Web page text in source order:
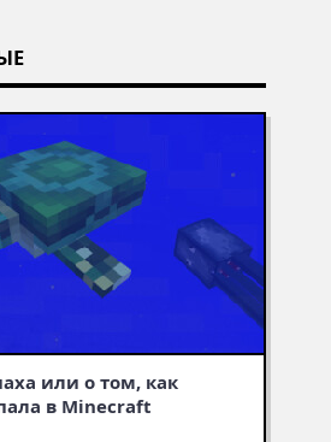
или о том, как
в Minecraft